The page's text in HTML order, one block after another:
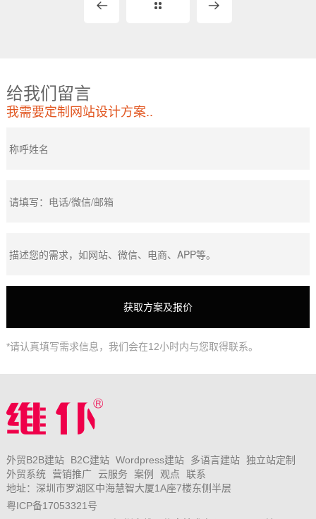
给我们留言
我需要定制网站设计方案..
*请认真填写需求信息，我们会在12小时内与您取得联系。
外贸B2B建站 B2C建站 Wordpress建站 多语言建站 独立站定制
外贸系统
营销推广 云服务 案例 观点
联系
地址：深圳市罗湖区中海慧智大厦1A座7楼东侧半层
粤ICP备17053321号